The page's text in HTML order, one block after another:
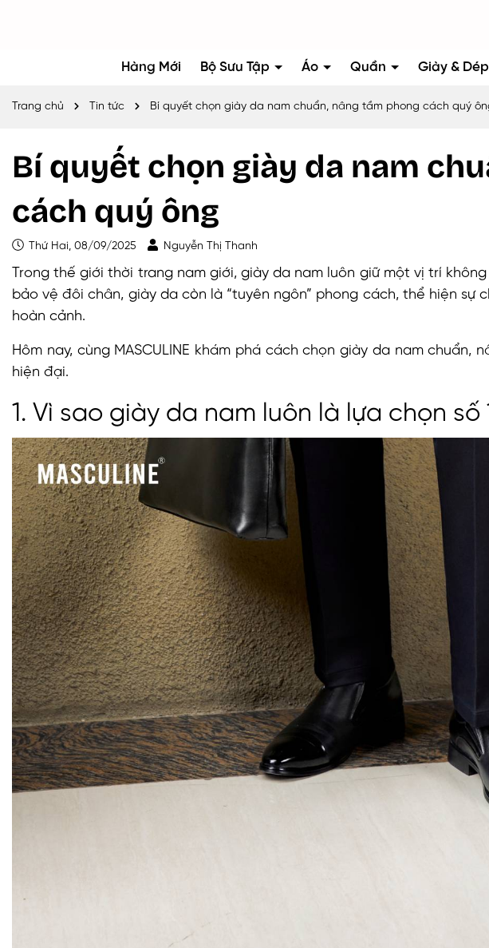
Hàng Mới Bộ Sưu Tập Áo Quần Giày & Dép
Trang chủ Tin tức Bí quyết chọn giày da nam chuẩn, nâng tầm phong cách quý
Bí quyết chọn giày da nam
cách quý ông
Thứ Hai, 08/09/2025 Nguyễn Thị Thanh
Trong thế giới thời trang nam giới, giày da nam luôn giữ một vị trí
bảo vệ đôi chân, giày da còn là “tuyên ngôn” phong cách, thể hiện sự
hoàn cảnh.
Hôm nay, cùng MASCULINE khám phá cách chọn giày da nam
hiện đại.
1. Vì sao giày da nam luôn là lựa chọn số